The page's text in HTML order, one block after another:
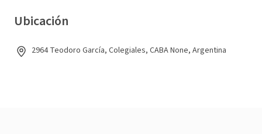
Ubicación
2964 Teodoro García, Colegiales, CABA None, Argentina